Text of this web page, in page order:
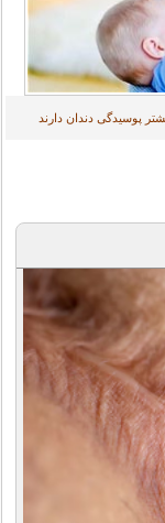
پوسیدگی دندان دارند